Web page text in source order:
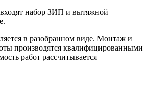
набор ЗИП и вытяжной
в разобранном виде. Монтаж и
производятся квалифицированными
работ рассчитывается